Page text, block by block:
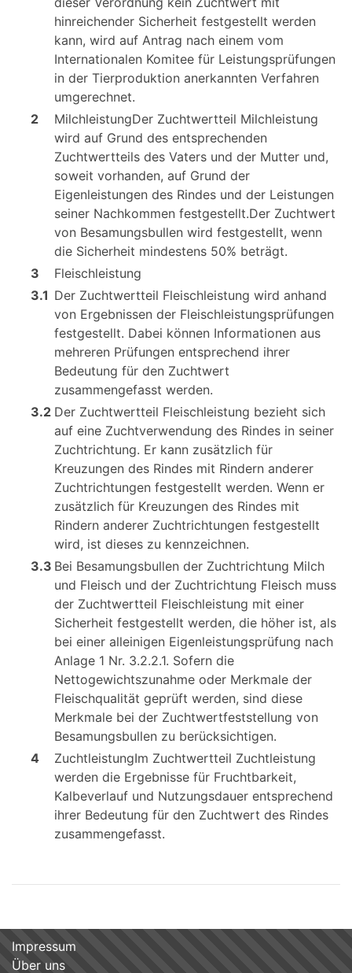
hinreichender Sicherheit festgestellt werden
kann, wird auf Antrag nach einem vom
Internationalen Komitee für Leistungsprüfungen
in der Tierproduktion anerkannten Verfahren
umgerechnet.
2
MilchleistungDer Zuchtwertteil Milchleistung
wird auf Grund des entsprechenden
Zuchtwertteils des Vaters und der Mutter und,
soweit vorhanden, auf Grund der
Eigenleistungen des Rindes und der Leistungen
seiner Nachkommen festgestellt.Der Zuchtwert
von Besamungsbullen wird festgestellt, wenn
die Sicherheit mindestens 50% beträgt.
3
Fleischleistung
3.1 Der Zuchtwertteil Fleischleistung wird anhand
von Ergebnissen der Fleischleistungsprüfungen
festgestellt. Dabei können Informationen aus
mehreren Prüfungen entsprechend ihrer
Bedeutung für den Zuchtwert
zusammengefasst werden.
3.2 Der Zuchtwertteil Fleischleistung bezieht sich
auf eine Zuchtverwendung des Rindes in seiner
Zuchtrichtung. Er kann zusätzlich für
Kreuzungen des Rindes mit Rindern anderer
Zuchtrichtungen festgestellt werden. Wenn er
zusätzlich für Kreuzungen des Rindes mit
Rindern anderer Zuchtrichtungen festgestellt
wird, ist dieses zu kennzeichnen.
3.3 Bei Besamungsbullen der Zuchtrichtung Milch
und Fleisch und der Zuchtrichtung Fleisch muss
der Zuchtwertteil Fleischleistung mit einer
Sicherheit festgestellt werden, die höher ist, als
bei einer alleinigen Eigenleistungsprüfung nach
Anlage 1 Nr. 3.2.2.1. Sofern die
Nettogewichtszunahme oder Merkmale der
Fleischqualität geprüft werden, sind diese
Merkmale bei der Zuchtwertfeststellung von
Besamungsbullen zu berücksichtigen.
4
ZuchtleistungIm Zuchtwertteil Zuchtleistung
werden die Ergebnisse für Fruchtbarkeit,
Kalbeverlauf und Nutzungsdauer entsprechend
ihrer Bedeutung für den Zuchtwert des Rindes
zusammengefasst.
Impressum
Über uns